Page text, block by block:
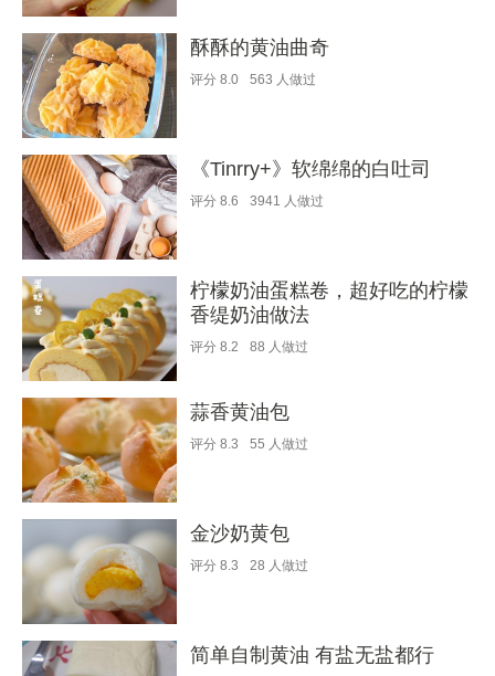
酥酥的黄油曲奇
评分 8.0 563 人做过
《Tinrry+》软绵绵的白吐司
评分 8.6 3941 人做过
柠檬奶油蛋糕卷，超好吃的柠檬
香缇奶油做法
评分 8.2 88 人做过
蒜香黄油包
评分 8.3 55 人做过
金沙奶黄包
评分 8.3 28 人做过
简单自制黄油 有盐无盐都行